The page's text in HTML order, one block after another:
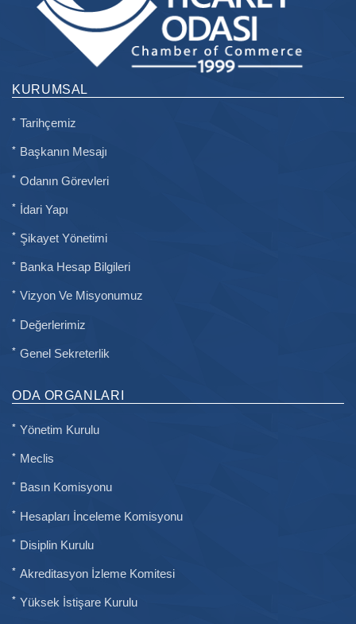
KURUMSAL
Tarihçemiz
Başkanın Mesajı
Odanın Görevleri
İdari Yapı
Şikayet Yönetimi
Banka Hesap Bilgileri
Vizyon Ve Misyonumuz
Değerlerimiz
Genel Sekreterlik
ODA ORGANLARI
Yönetim Kurulu
Meclis
Basın Komisyonu
Hesapları İnceleme Komisyonu
Disiplin Kurulu
Akreditasyon İzleme Komitesi
Yüksek İstişare Kurulu